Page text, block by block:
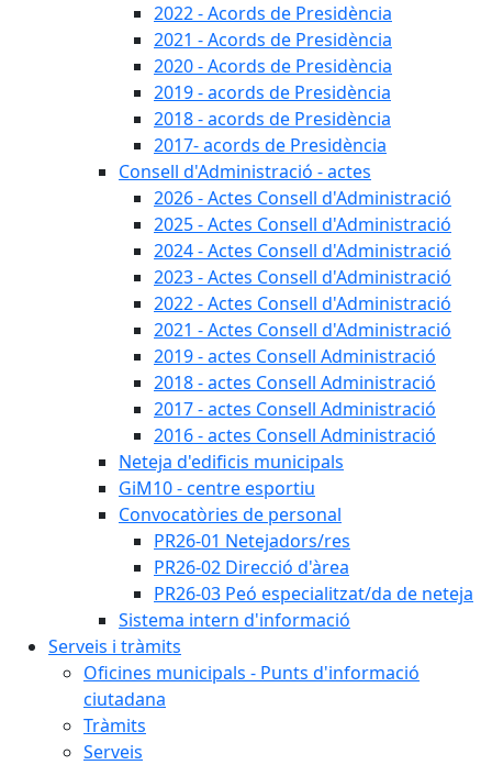
2022 - Acords de Presidència
2021 - Acords de Presidència
2020 - Acords de Presidència
2019 - acords de Presidència
2018 - acords de Presidència
2017- acords de Presidència
Consell d'Administració - actes
2026 - Actes Consell d'Administració
2025 - Actes Consell d'Administració
2024 - Actes Consell d'Administració
2023 - Actes Consell d'Administració
2022 - Actes Consell d'Administració
2021 - Actes Consell d'Administració
2019 - actes Consell Administració
2018 - actes Consell Administració
2017 - actes Consell Administració
2016 - actes Consell Administració
Neteja d'edificis municipals
GiM10 - centre esportiu
Convocatòries de personal
PR26-01 Netejadors/res
PR26-02 Direcció d'àrea
PR26-03 Peó especialitzat/da de neteja
Sistema intern d'informació
Serveis i tràmits
Oficines municipals - Punts d'informació
ciutadana
Tràmits
Serveis